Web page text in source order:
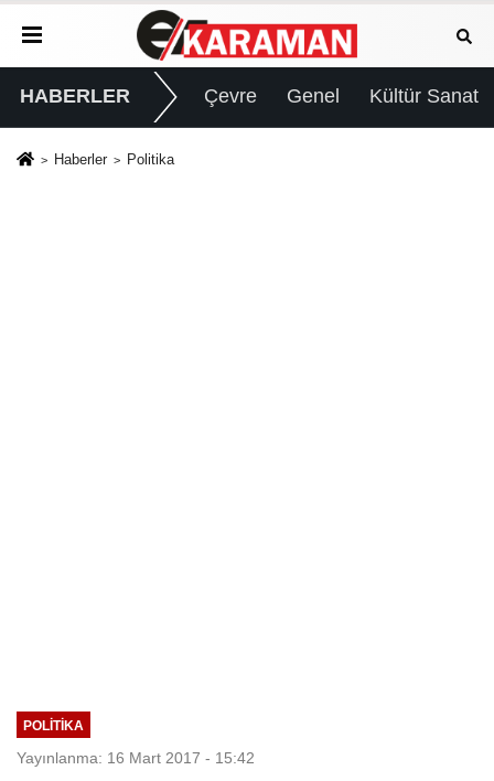
HABERLER Çevre Genel Kültür Sanat
Haberler Politika
POLITIKA
Yayınlanma: 16 Mart 2017 - 15:42